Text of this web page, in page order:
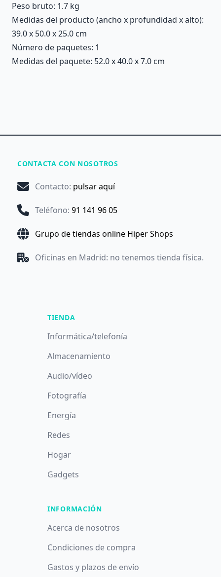
Peso bruto: 1.7 kg
Medidas del producto (ancho x profundidad x alto):
39.0 x 50.0 x 25.0 cm
Número de paquetes: 1
Medidas del paquete: 52.0 x 40.0 x 7.0 cm
CONTACTA CON NOSOTROS
Contacto: pulsar aquí
Teléfono: 91 141 96 05
Grupo de tiendas online Hiper Shops
Oficinas en Madrid: no tenemos tienda física.
TIENDA
Informática/telefonía
Almacenamiento
Audio/vídeo
Fotografía
Energía
Redes
Hogar
Gadgets
INFORMACIÓN
Acerca de nosotros
Condiciones de compra
Gastos y plazos de envío